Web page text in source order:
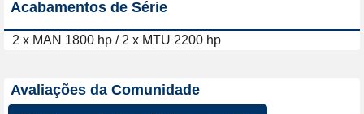
Acabamentos de Série
2 x MAN 1800 hp / 2 x MTU 2200 hp
Avaliações da Comunidade